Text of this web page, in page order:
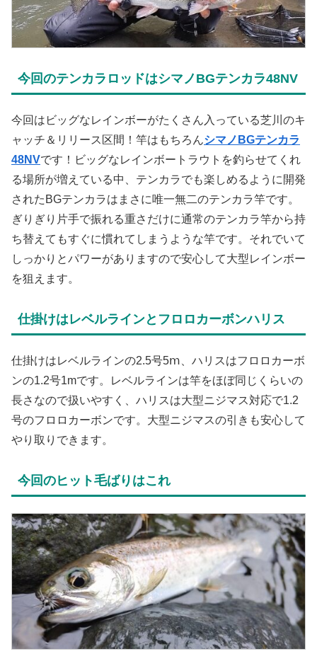
今回のテンカラロッドはシマノBGテンカラ48NV
今回はビッグなレインボーがたくさん入っている芝川のキ
ャッチ＆リリース区間！竿はもちろんシマノBGテンカラ
48NVです！ビッグなレインボートラウトを釣らせてくれ
る場所が増えている中、テンカラでも楽しめるように開発
されたBGテンカラはまさに唯一無二のテンカラ竿です。
ぎりぎり片手で振れる重さだけに通常のテンカラ竿から持
ち替えてもすぐに慣れてしまうような竿です。それでいて
しっかりとパワーがありますので安心して大型レインボー
を狙えます。
仕掛けはレベルラインとフロロカーボンハリス
仕掛けはレベルラインの2.5号5ⅿ、ハリスはフロロカーボ
ンの1.2号1mです。レベルラインは竿をほぼ同じくらいの
長さなので扱いやすく、ハリスは大型ニジマス対応で1.2
号のフロロカーボンです。大型ニジマスの引きも安心して
やり取りできます。
今回のヒット毛ばりはこれ